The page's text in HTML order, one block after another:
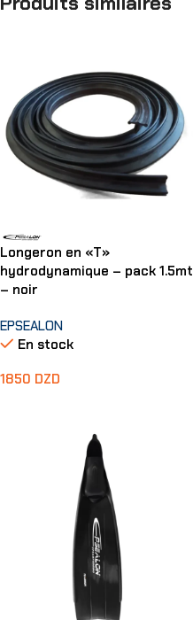
Longeron en «T»
hydrodynamique – pack 1.5mt
– noir
EPSEALON
En stock
1850 DZD